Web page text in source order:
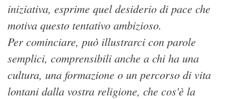
iniziativa, esprime quel desiderio di pace che
motiva questo tentativo ambizioso.
Per cominciare, può illustrarci con parole
semplici, comprensibili anche a chi ha una
cultura, una formazione o un percorso di vita
lontani dalla vostra religione, che cos'è la